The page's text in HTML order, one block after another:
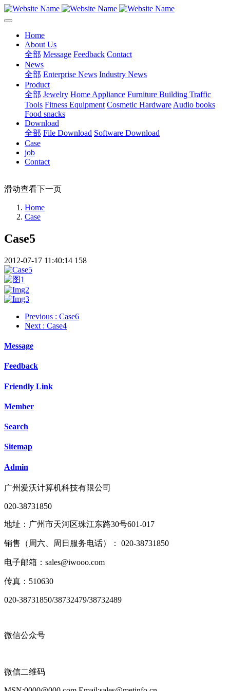
Home
About Us
全部 Message Feedback Contact
News
全部 Enterprise News Industry News
Product
全部 Jewelry Home Appliance Furniture Building Traffic
Tools Fitness Equipment Cosmetic Hardware Audio books
Food snacks
Download
全部 File Download Software Download
Case
job
Contact
滑动查看下一页
Home
Case
Case5
2012-07-17 11:40:14 158
Previous : Case6
Next : Case4
Message
Feedback
Friendly Link
Member
Search
Sitemap
Admin
广州爱沃计算机科技有限公司
020-38731850
地址：广州市天河区珠江东路30号601-017
销售（周六、周日服务电话）： 020-38731850
电子邮箱：sales@iwooo.com
传真：510630
020-38731850/38732479/38732489
微信公众号
微信二维码